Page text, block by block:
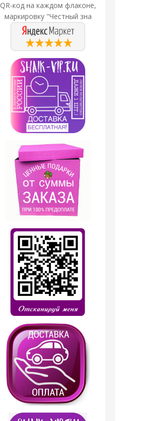
QR-код на каждом флаконе,
маркировку "Честный зна